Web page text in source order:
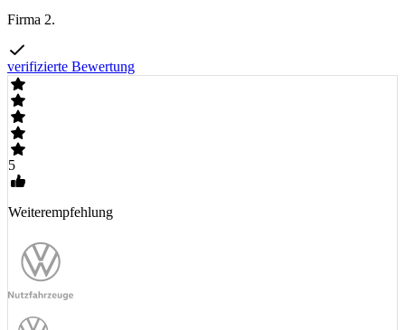
Firma 2.
verifizierte Bewertung
5
Weiterempfehlung